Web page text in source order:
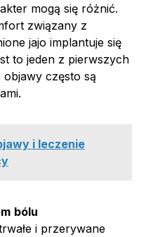
mogą się różnić.
związany z
jajo implantuje się
to jeden z pierwszych
często są
i leczenie
bólu
i przerywane